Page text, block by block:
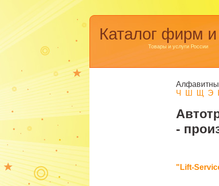
Каталог фирм
Товары и услуги России
Ч
Ш Щ Э
-
"Lift-